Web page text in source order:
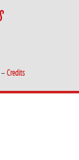
–Credits